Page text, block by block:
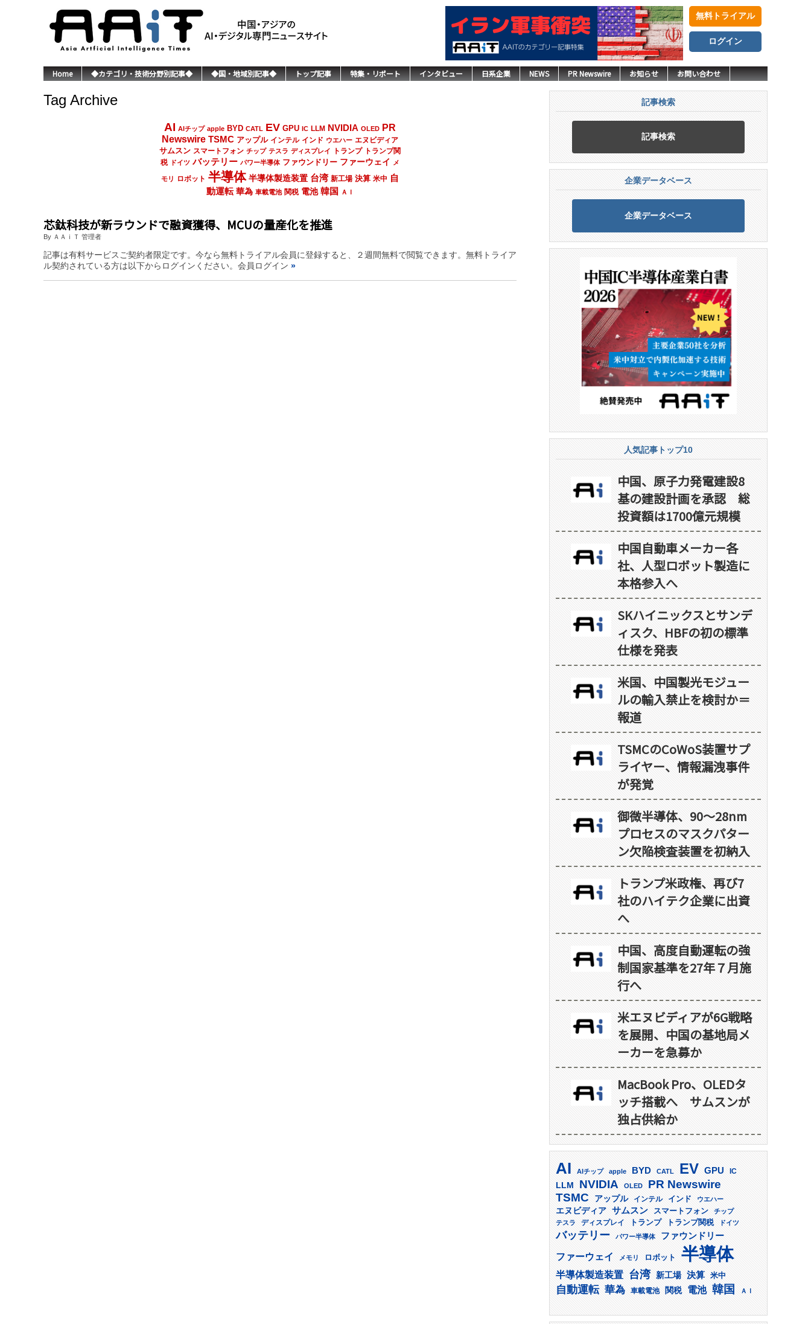
無料トライアル
ログイン
Home ◆カテゴリ・技術分野別記事◆ ◆国・地域別記事◆ トップ記事 特集・リポート インタビュー 日系企業 NEWS PR Newswire お知らせ お問い合わせ
Tag Archive
AI AIチップ apple BYD CATL EV GPU IC LLM NVIDIA OLED PR
Newswire TSMC アップル インテル インド ウエハー エヌビディア
サムスン スマートフォン チップ テスラ ディスプレイ トランプ
トランプ関
税
ドイツ バッテリー パワー半導体 ファウンドリー ファーウェイ メ
モリ ロボット 半導体 半導体製造装置 台湾 新工場 決算 米中 自
動運転 華為 車載電池 関税 電池 韓国 ＡＩ
芯鈦科技が新ラウンドで融資獲得、MCUの量産化を推進
By ＡＡｉＴ 管理者
記事は有料サービスご契約者限定です。今なら無料トライアル会員に登録すると、２週間無料で閲覧できます。無料トライア
ル契約されている方は以下からログインください。会員ログイン »
記事検索
記事検索
企業データベース
企業データベース
人気記事トップ10
中国、原子力発電建設8
基の建設計画を承認 総
投資額は1700億元規模
中国自動車メーカー各
社、人型ロボット製造に
本格参入へ
SKハイニックスとサンデ
ィスク、HBFの初の標準
仕様を発表
米国、中国製光モジュー
ルの輸入禁止を検討か＝
報道
TSMCのCoWoS装置サプ
ライヤー、情報漏洩事件
が発覚
御微半導体、90～28nm
プロセスのマスクパター
ン欠陥検査装置を初納入
トランプ米政権、再び7
社のハイテク企業に出資
へ
中国、高度自動運転の強
制国家基準を27年７月施
行へ
米エヌビディアが6G戦略
を展開、中国の基地局メ
ーカーを急募か
MacBook Pro、OLEDタ
ッチ搭載へ サムスンが
独占供給か
AI AIチップ apple BYD CATL EV GPU IC
LLM NVIDIA OLED PR Newswire
TSMC アップル インテル インド ウエハー
エヌビディア サムスン スマートフォン
チップ
テスラ
ディスプレイ トランプ トランプ関税 ドイツ
バッテリー パワー半導体 ファウンドリー
ファーウェイ メモリ ロボット 半導体
半導体製造装置 台湾 新工場 決算 米中
自動運転 華為 車載電池 関税 電池 韓国 ＡＩ